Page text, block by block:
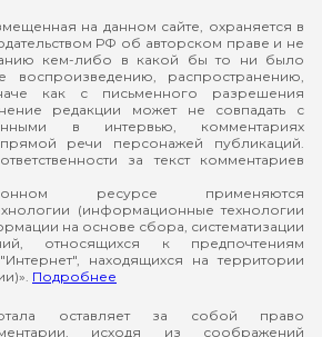
на данном сайте, охраняется в
РФ об авторском праве и не
кем-либо в какой бы то ни было
распространению,
как с письменного разрешения
редакции может не совпадать с
в интервью, комментариях
речи персонажей публикаций.
за текст комментариев
ресурсе применяются
(информационные технологии
на основе сбора, систематизации
относящихся к предпочтениям
находящихся на территории
Подробнее
оставляет за собой право
исходя из соображений